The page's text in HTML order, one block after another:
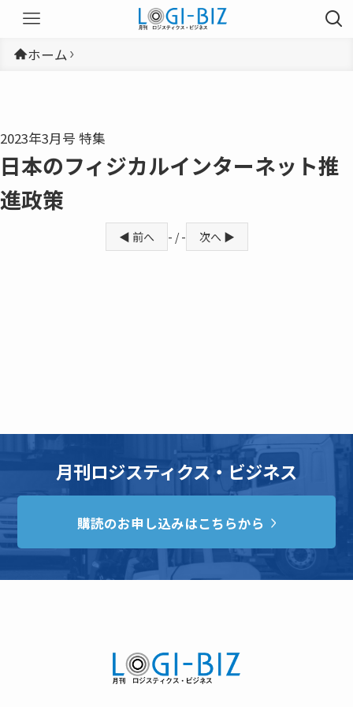
ホーム
2023年3月号 特集
日本のフィジカルインターネット推
進政策
◀ 前へ - / - 次へ ▶
月刊ロジスティクス・ビジネス
購読のお申し込みはこちらから